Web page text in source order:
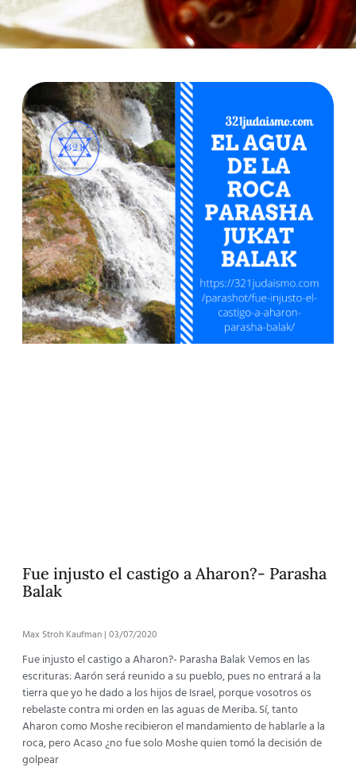
Fue injusto el castigo a Aharon?- Parasha
Balak
Max Stroh Kaufman 03/07/2020
Fue injusto el castigo a Aharon?- Parasha Balak Vemos en las
escrituras: Aarón será reunido a su pueblo, pues no entrará a la
tierra que yo he dado a los hijos de Israel, porque vosotros os
rebelaste contra mi orden en las aguas de Meriba. Sí, tanto
Aharon como Moshe recibieron el mandamiento de hablarle a la
roca, pero Acaso ¿no fue solo Moshe quien tomó la decisión de
golpear